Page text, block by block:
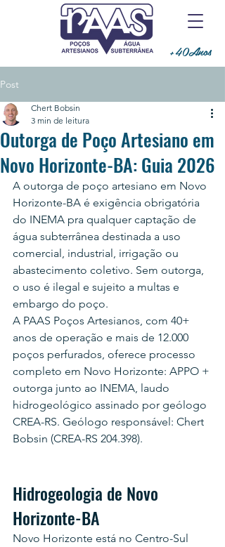
+40Anos
Post
Outorga de Poço Artesiano em
Novo Horizonte-BA: Guia 2026
Chert Bobsin
3 min de leitura
A outorga de poço artesiano em Novo
Horizonte-BA é exigência obrigatória
do INEMA pra qualquer captação de
água subterrânea destinada a uso
comercial, industrial, irrigação ou
abastecimento coletivo. Sem outorga,
o uso é ilegal e sujeito a multas e
embargo do poço.
A PAAS Poços Artesianos, com 40+
anos de operação e mais de 12.000
poços perfurados, oferece processo
completo em Novo Horizonte: APPO +
outorga junto ao INEMA, laudo
hidrogeológico assinado por geólogo
CREA-RS. Geólogo responsável: Chert
Bobsin (CREA-RS 204.398).
Hidrogeologia de Novo
Horizonte-BA
Novo Horizonte está no Centro-Sul